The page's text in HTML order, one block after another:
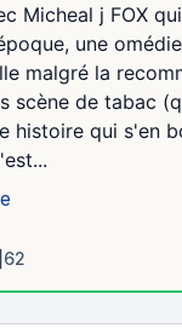
Micheal j FOX
une
malgré la
scène de tabac
histoire qui s'en
62